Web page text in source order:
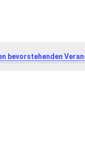
bevorstehenden